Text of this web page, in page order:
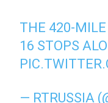
THE 420-MILE
16 STOPS
— RTRUSSIA